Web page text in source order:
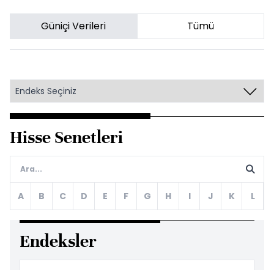
Güniçi Verileri Tümü
Hisse Senetleri
A B C D E F G H I J K L
Endeksler